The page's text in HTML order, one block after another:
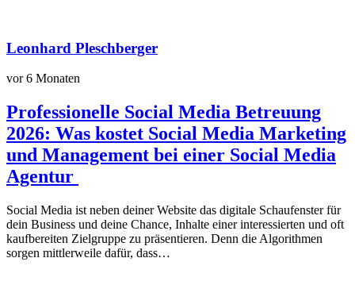
Leonhard Pleschberger
vor 6 Monaten
Professionelle Social Media Betreuung
2026: Was kostet Social Media Marketing
und Management bei einer Social Media
Agentur
Social Media ist neben deiner Website das digitale Schaufenster für
dein Business und deine Chance, Inhalte einer interessierten und oft
kaufbereiten Zielgruppe zu präsentieren. Denn die Algorithmen
sorgen mittlerweile dafür, dass…